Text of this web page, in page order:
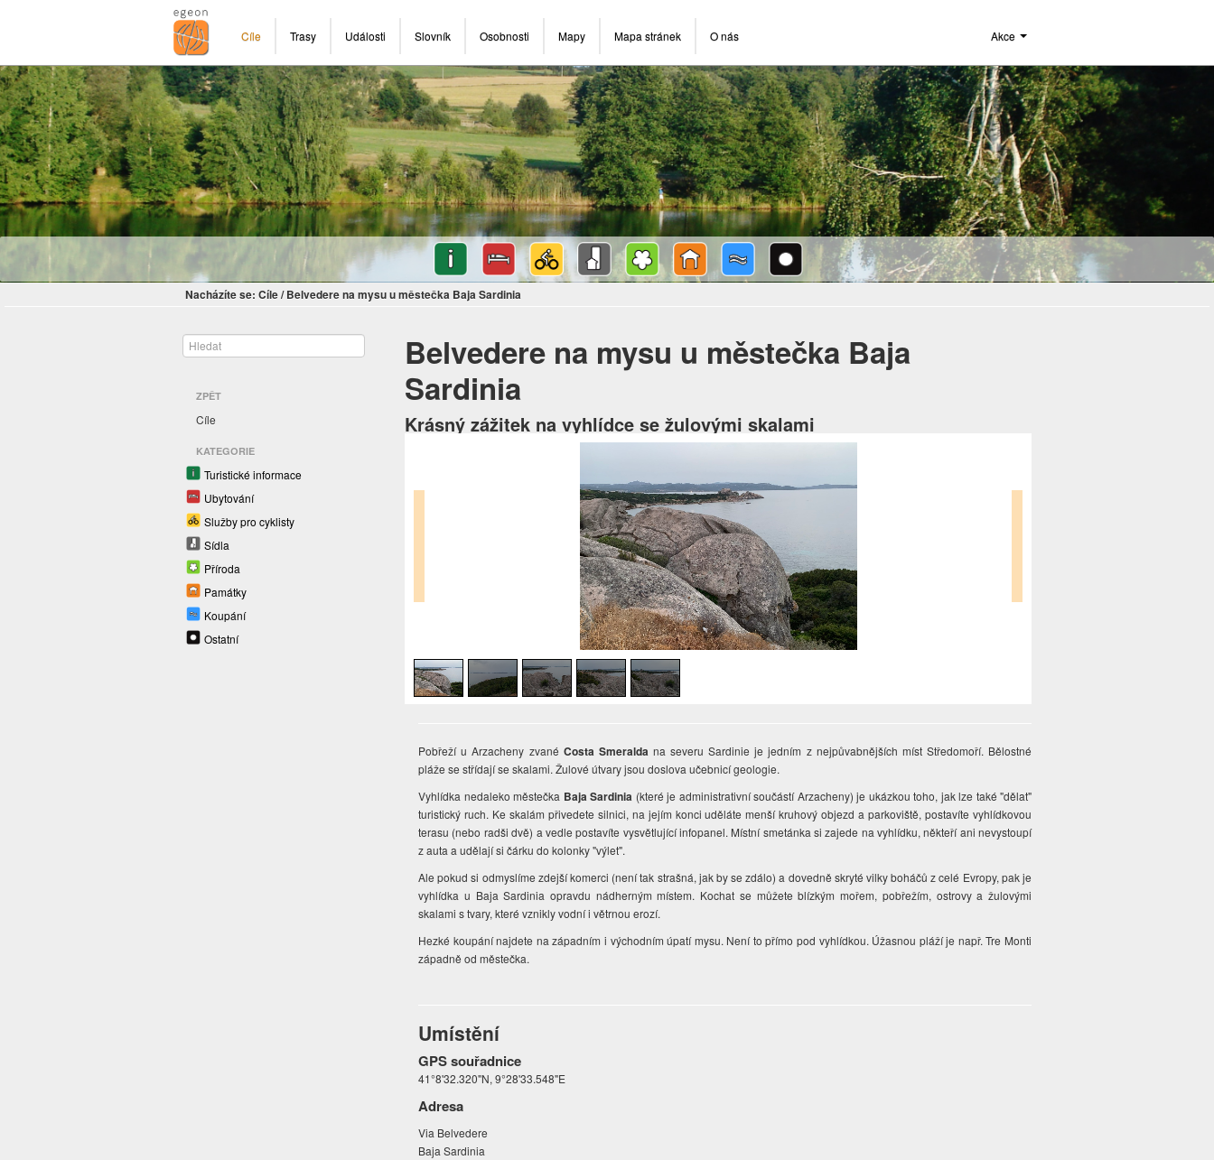
Cíle Trasy Události Slovník Osobnosti Mapy Mapa stránek O nás Akce
Nacházíte se: Cíle/ Belvedere na mysu u městečka Baja Sardinia
ZPĚT
Cíle
KATEGORIE
Turistické informace
Ubytování
Služby pro cyklisty
Sídla
Příroda
Památky
Koupání
Ostatní
Belvedere na mysu u městečka Baja
Sardinia
Krásný zážitek na vyhlídce se žulovými skalami
Pobřeží u Arzacheny zvané Costa Smeralda na severu Sardinie je jedním z nejpůvabnějších míst Středomoří. Bělostné
pláže se střídají se skalami. Žulové útvary jsou doslova učebnicí geologie.
Vyhlídka nedaleko městečka Baja Sardinia (které je administrativní součástí Arzacheny) je ukázkou toho, jak lze také "dělat"
turistický ruch. Ke skalám přivedete silnici, na jejím konci uděláte menší kruhový objezd a parkoviště, postavíte vyhlídkovou
terasu (nebo radši dvě) a vedle postavíte vysvětlující infopanel. Místní smetánka si zajede na vyhlídku, někteří ani nevystoupí
z auta a udělají si čárku do kolonky "výlet".
Ale pokud si odmyslíme zdejší komerci (není tak strašná, jak by se zdálo) a dovedně skryté vilky boháčů z celé Evropy, pak je
vyhlídka u Baja Sardinia opravdu nádherným místem. Kochat se můžete blízkým mořem, pobřežím, ostrovy a žulovými
skalami s tvary, které vznikly vodní i větrnou erozí.
Hezké koupání najdete na západním i východním úpatí mysu. Není to přímo pod vyhlídkou. Úžasnou pláží je např. Tre Monti
západně od městečka.
Umístění
GPS souřadnice
41°8'32.320"N, 9°28'33.548"E
Adresa
Via Belvedere
Baja Sardinia